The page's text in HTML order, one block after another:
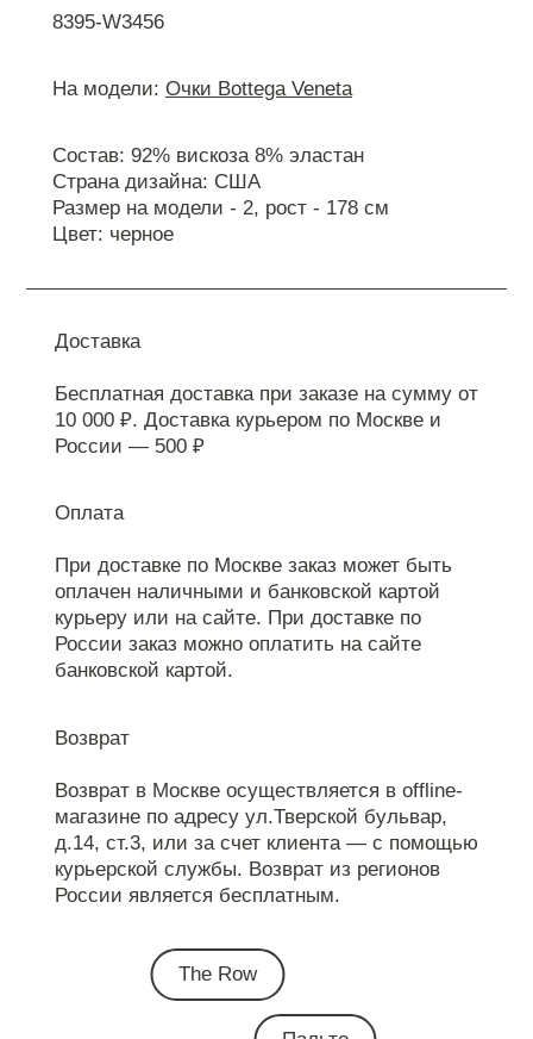
8395-W3456
На модели: Очки Bottega Veneta
Состав: 92% вискоза 8% эластан
Страна дизайна: США
Размер на модели - 2, рост - 178 см
Цвет: черное
Доставка
Бесплатная доставка при заказе на сумму от
10 000 ₽. Доставка курьером по Москве и
России — 500 ₽
Оплата
При доставке по Москве заказ может быть
оплачен наличными и банковской картой
курьеру или на сайте. При доставке по
России заказ можно оплатить на сайте
банковской картой.
Возврат
Возврат в Москве осуществляется в offline-
магазине по адресу ул.Тверской бульвар,
д.14, ст.3, или за счет клиента — с помощью
курьерской службы. Возврат из регионов
России является бесплатным.
The Row